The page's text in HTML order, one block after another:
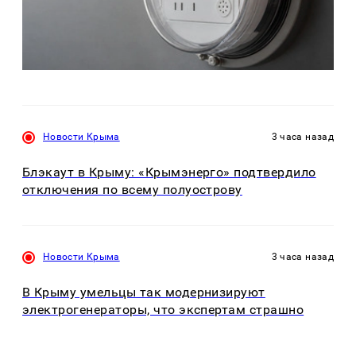
Новости Крыма 3 часа назад
Блэкаут в Крыму: «Крымэнерго» подтвердило
отключения по всему полуострову
Новости Крыма 3 часа назад
В Крыму умельцы так модернизируют
электрогенераторы, что экспертам страшно